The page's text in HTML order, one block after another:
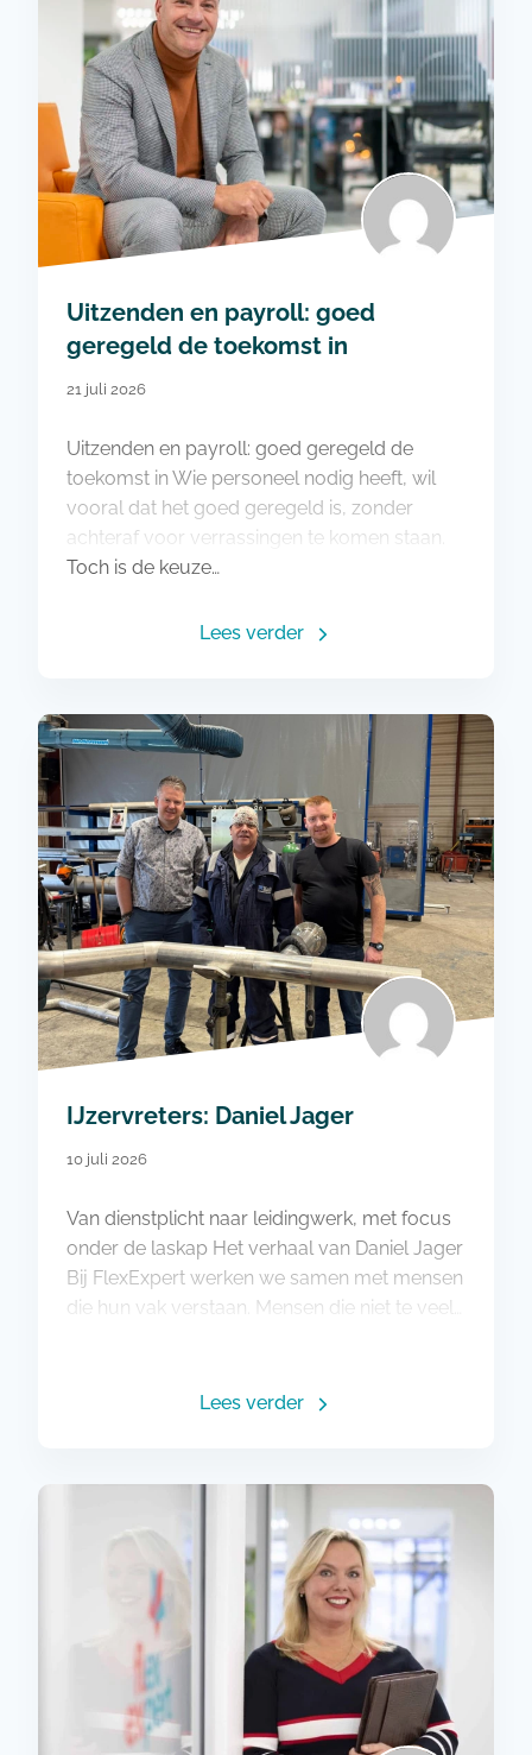
Uitzenden en payroll: goed
geregeld de toekomst in
21 juli 2026
Uitzenden en payroll: goed geregeld de
toekomst in Wie personeel nodig heeft, wil
vooral dat het goed geregeld is, zonder
achteraf voor verrassingen te komen staan.
Toch is de keuze…
Lees verder
IJzervreters: Daniel Jager
10 juli 2026
Van dienstplicht naar leidingwerk, met focus
onder de laskap Het verhaal van Daniel Jager
Bij FlexExpert werken we samen met mensen
die hun vak verstaan. Mensen die niet te veel…
Lees verder